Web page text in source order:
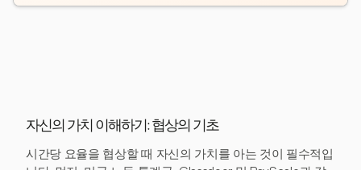
자신의 가치 이해하기: 협상의 기초
시간당 요율을 협상할 때 자신의 가치를 아는 것이 필수적입